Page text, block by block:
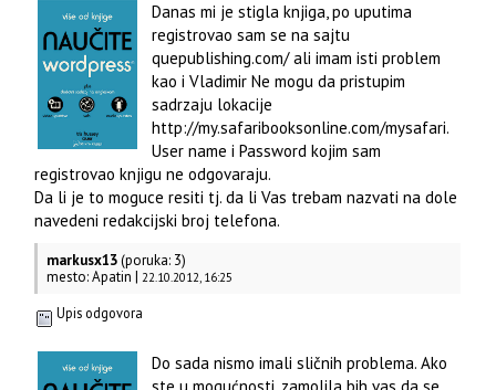
Danas mi je stigla knjiga, po uputima
registrovao sam se na sajtu
quepublishing.com/ ali imam isti problem
kao i Vladimir Ne mogu da pristupim
sadrzaju lokacije
http://my.safaribooksonline.com/mysafari.
User name i Password kojim sam
registrovao knjigu ne odgovaraju.
Da li je to moguce resiti tj. da li Vas trebam nazvati na dole
navedeni redakcijski broj telefona.
markusx13(poruka: 3)
mesto: Apatin |22.10.2012, 16:25
Upis odgovora
Do sada nismo imali sličnih problema. Ako